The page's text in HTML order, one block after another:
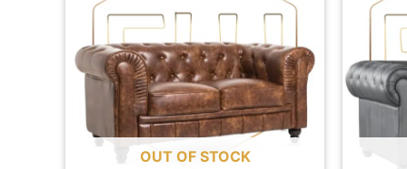
OUT OF STOCK